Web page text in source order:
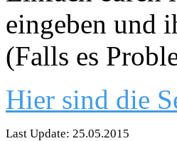
eingeben und
(Falls es
Hier sind die
Last Update: 25.05.2015